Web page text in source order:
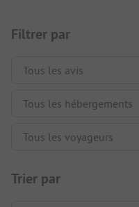
Filtrer par
Trier par